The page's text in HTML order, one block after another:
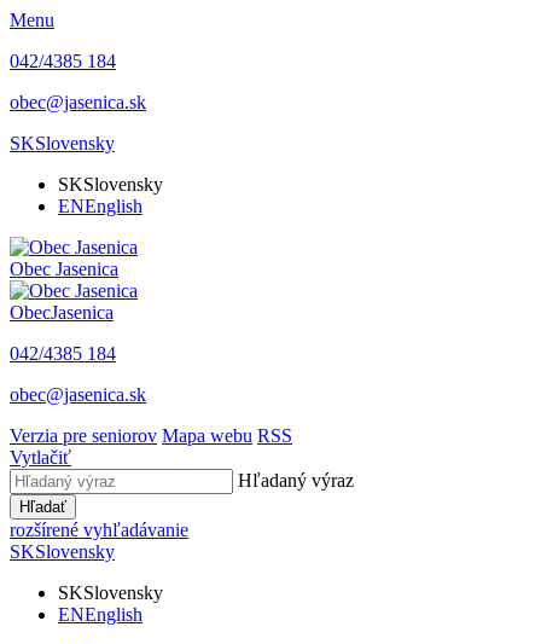
Menu
042/4385 184
obec@jasenica.sk
SKSlovensky
SKSlovensky
ENEnglish
Obec Jasenica
ObecJasenica
042/4385 184
obec@jasenica.sk
Verzia pre seniorov Mapa webu RSS
Vytlačiť
Hľadaný výraz
Hľadať
rozšírené vyhľadávanie
SKSlovensky
SKSlovensky
ENEnglish